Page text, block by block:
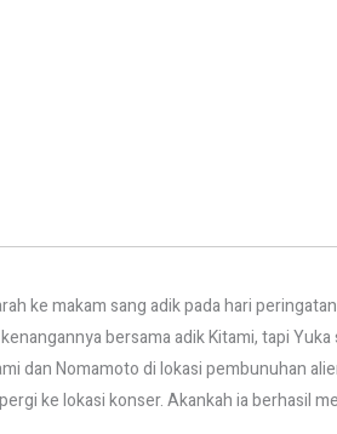
ke makam sang adik pada hari
bersama adik Kitami, tapi
dan Nomamoto di lokasi pembunuhan
ke lokasi konser. Akankah ia berhasil